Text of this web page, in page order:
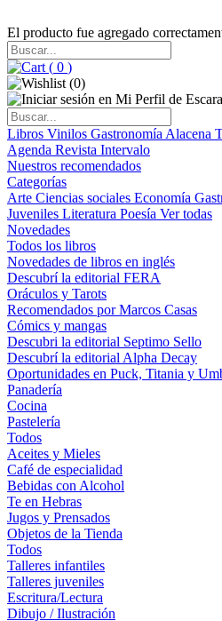
El producto fue agregado
( 0 )
(0)
Libros Vinilos Gastronomía Alacena
Agenda Revista Intervalo
Nuestros recomendados
Categorías
Arte Ciencias sociales Economía
Juveniles Literatura Poesía Ver todas
Novedades
Todos los libros
Novedades de libros en inglés
Descubrí la editorial FERA
Oráculos y Tarots
Recomendados por Marcos Casas
Cómics y mangas
Descubri la editorial Septimo Sello
Descubrí la editorial Alpha Decay
Oportunidades en Puck, Titania y
Panadería
Cocina
Pastelería
Todos
Aceites y Mieles
Café de especialidad
Bebidas con Alcohol
Te en Hebras
Jugos y Prensados
Objetos de la Tienda
Todos
Talleres infantiles
Talleres juveniles
Escritura/Lectura
Dibujo / Ilustración